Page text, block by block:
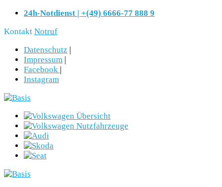
24h-Notdienst | +(49) 6666-77 888 9
Kontakt Notruf
Datenschutz |
Impressum |
Facebook |
Instagram